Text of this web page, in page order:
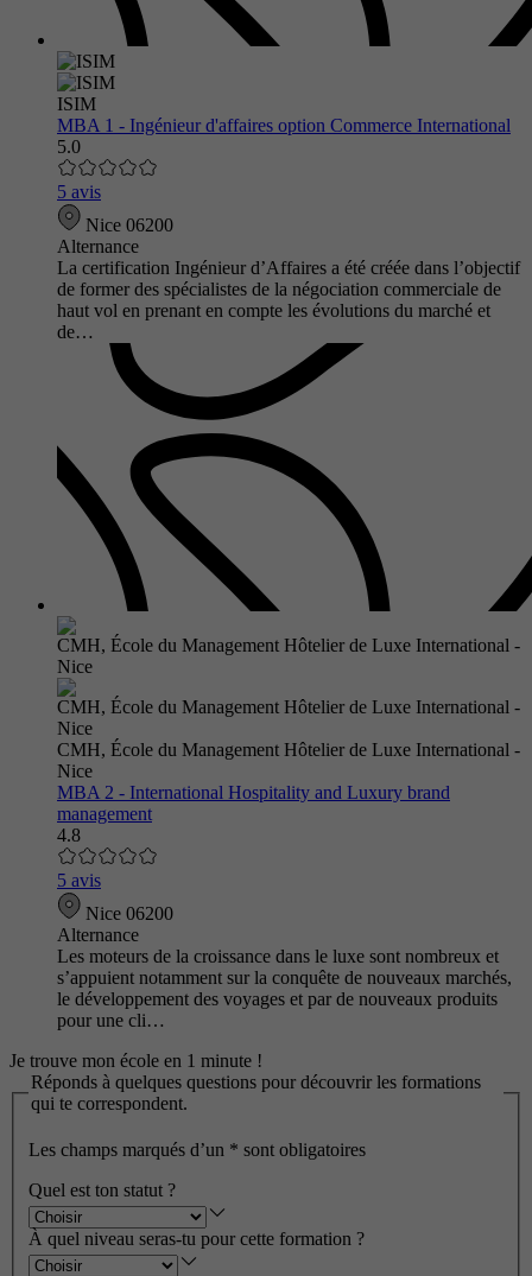
ISIM
MBA 1 - Ingénieur d'affaires option Commerce International
5.0
5 avis
Nice 06200
Alternance
La certification Ingénieur d’Affaires a été créée dans l’objectif
de former des spécialistes de la négociation commerciale de
haut vol en prenant en compte les évolutions du marché et
de…
CMH, École du Management Hôtelier de Luxe International -
Nice
MBA 2 - International Hospitality and Luxury brand
management
4.8
5 avis
Nice 06200
Alternance
Les moteurs de la croissance dans le luxe sont nombreux et
s’appuient notamment sur la conquête de nouveaux marchés,
le développement des voyages et par de nouveaux produits
pour une cli…
Je trouve mon école en 1 minute !
Réponds à quelques questions pour découvrir les formations
qui te correspondent.
Les champs marqués d’un * sont obligatoires
Quel est ton statut ?
À quel niveau seras-tu pour cette formation ?